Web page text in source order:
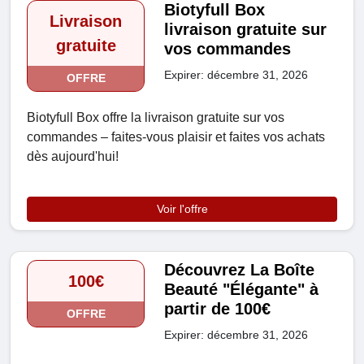
Livraison
gratuite
OFFRE
Biotyfull Box
livraison gratuite sur
vos commandes
Expirer: décembre 31, 2026
Biotyfull Box offre la livraison gratuite sur vos
commandes – faites-vous plaisir et faites vos achats
dès aujourd'hui!
Voir l'offre
100€
OFFRE
Découvrez La Boîte
Beauté "Élégante" à
partir de 100€
Expirer: décembre 31, 2026